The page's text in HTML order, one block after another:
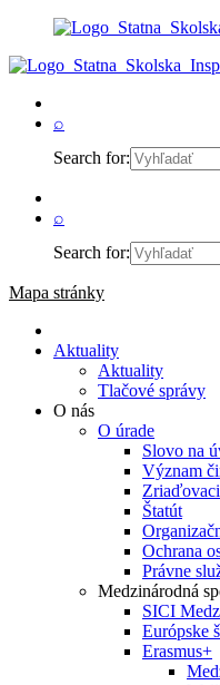
⌕
Search for:
⌕
Search for:
Mapa stránky
Aktuality
Aktuality
Tlačové správy
O nás
O úrade
Slovo na
Význam
Štatút
Ochrana
Právne
Medzinárodná
SICI
Európske
Erasmus+